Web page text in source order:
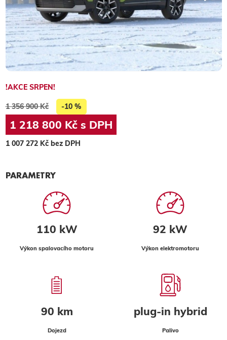
!AKCE SRPEN!
1 356 900 Kč -10 %
1 218 800 Kč s DPH
1 007 272 Kč bez DPH
PARAMETRY
110 kW
Výkon spalovacího motoru
92 kW
Výkon elektromotoru
90 km
Dojezd
plug-in hybrid
Palivo